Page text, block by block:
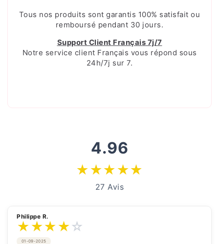
Tous nos produits sont garantis 100% satisfait ou
remboursé pendant 30 jours.
Support Client Français 7j/7
Notre service client Français vous répond sous
24h/7j sur 7.
4.96
★★★★★
27 Avis
Philippe R.
★★★★☆
01-09-2025